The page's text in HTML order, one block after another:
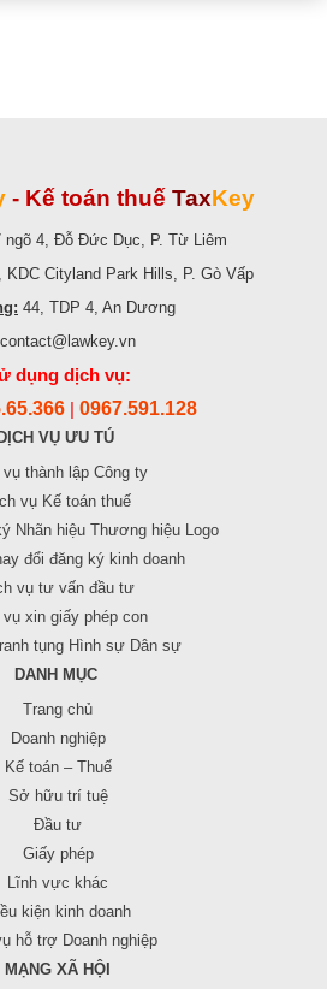
- Kế toán thuế TaxKey
ngõ 4, Đỗ Đức Dục, P. Từ Liêm
Cityland Park Hills, P. Gò Vấp
44, TDP 4, An Dương
dụng dịch vụ:
0967.591.128
DỊCH VỤ ƯU TÚ
vụ thành lập Công ty
vụ Kế toán thuế
Nhãn hiệu Thương hiệu Logo
đổi đăng ký kinh doanh
vụ tư vấn đầu tư
vụ xin giấy phép con
tụng Hình sự Dân sự
DANH MỤC
Trang chủ
Doanh nghiệp
Kế toán – Thuế
Sở hữu trí tuệ
Đầu tư
Giấy phép
Lĩnh vực khác
kiện kinh doanh
hỗ trợ Doanh nghiệp
MẠNG XÃ HỘI